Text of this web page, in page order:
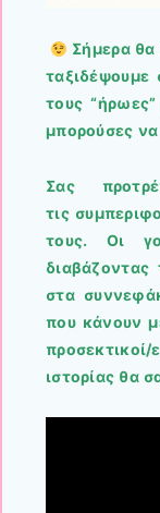
Σήμερα
τους
μπορούσες να
Σας
τις
τους. Οι
στα
που κάνουν
ιστορίας θα